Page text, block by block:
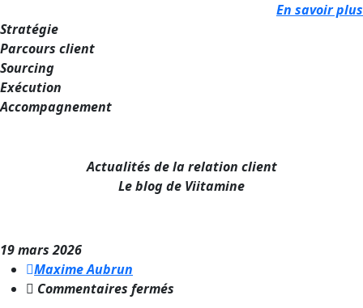
En savoir plus
Stratégie
Parcours client
Sourcing
Exécution
Accompagnement
Actualités de la relation client
Le blog de Viitamine
19 mars 2026
Maxime Aubrun
Commentaires fermés